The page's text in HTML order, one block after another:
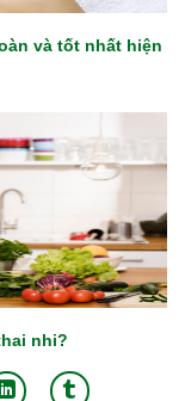
và tốt nhất hiện
nhi?